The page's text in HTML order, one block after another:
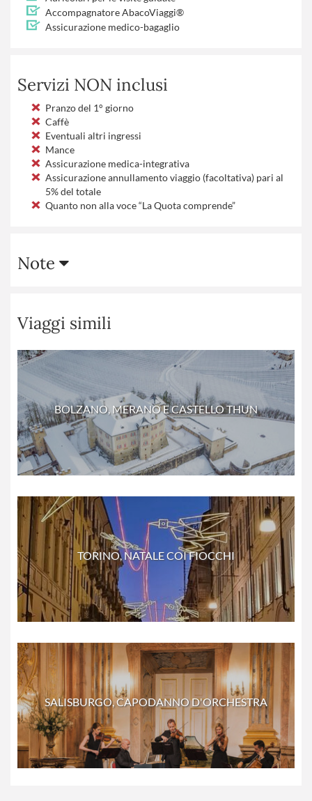
Accompagnatore AbacoViaggi®
Assicurazione medico-bagaglio
Servizi NON inclusi
Pranzo del 1° giorno
Caffè
Eventuali altri ingressi
Mance
Assicurazione medica-integrativa
Assicurazione annullamento viaggio (facoltativa) pari al
5% del totale
Quanto non alla voce “La Quota comprende”
Note
Viaggi simili
BOLZANO, MERANO E CASTELLO THUN
TORINO, NATALE COI FIOCCHI
SALISBURGO, CAPODANNO D'ORCHESTRA